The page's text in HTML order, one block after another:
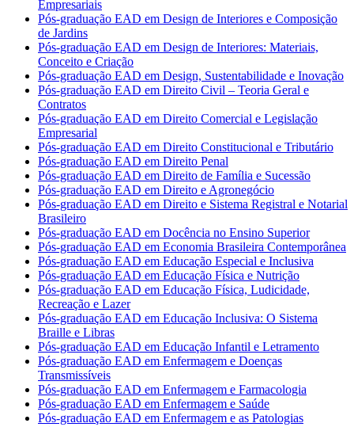
Empresariais
Pós-graduação EAD em Design de Interiores e Composição
de Jardins
Pós-graduação EAD em Design de Interiores: Materiais,
Conceito e Criação
Pós-graduação EAD em Design, Sustentabilidade e Inovação
Pós-graduação EAD em Direito Civil – Teoria Geral e
Contratos
Pós-graduação EAD em Direito Comercial e Legislação
Empresarial
Pós-graduação EAD em Direito Constitucional e Tributário
Pós-graduação EAD em Direito Penal
Pós-graduação EAD em Direito de Família e Sucessão
Pós-graduação EAD em Direito e Agronegócio
Pós-graduação EAD em Direito e Sistema Registral e Notarial
Brasileiro
Pós-graduação EAD em Docência no Ensino Superior
Pós-graduação EAD em Economia Brasileira Contemporânea
Pós-graduação EAD em Educação Especial e Inclusiva
Pós-graduação EAD em Educação Física e Nutrição
Pós-graduação EAD em Educação Física, Ludicidade,
Recreação e Lazer
Pós-graduação EAD em Educação Inclusiva: O Sistema
Braille e Libras
Pós-graduação EAD em Educação Infantil e Letramento
Pós-graduação EAD em Enfermagem e Doenças
Transmissíveis
Pós-graduação EAD em Enfermagem e Farmacologia
Pós-graduação EAD em Enfermagem e Saúde
Pós-graduação EAD em Enfermagem e as Patologias